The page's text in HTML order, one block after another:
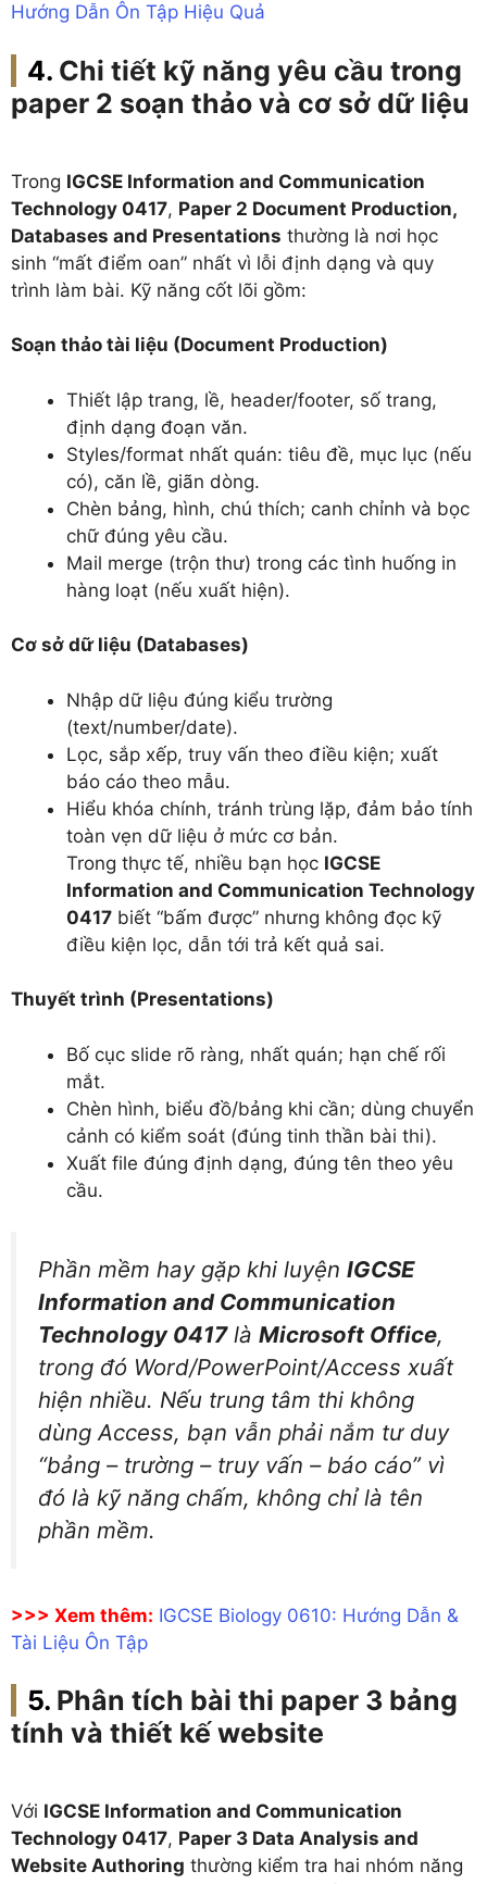
Hướng Dẫn Ôn Tập Hiệu Quả
Chi tiết kỹ năng yêu cầu trong
paper 2 soạn thảo và cơ sở dữ liệu
Trong IGCSE Information and Communication
Technology 0417, Paper 2 Document Production,
Databases and Presentations thường là nơi học
sinh “mất điểm oan” nhất vì lỗi định dạng và quy
trình làm bài. Kỹ năng cốt lõi gồm:
Soạn thảo tài liệu (Document Production)
Thiết lập trang, lề, header/footer, số trang,
định dạng đoạn văn.
Styles/format nhất quán: tiêu đề, mục lục (nếu
có), căn lề, giãn dòng.
Chèn bảng, hình, chú thích; canh chỉnh và bọc
chữ đúng yêu cầu.
Mail merge (trộn thư) trong các tình huống in
hàng loạt (nếu xuất hiện).
Cơ sở dữ liệu (Databases)
Nhập dữ liệu đúng kiểu trường
(text/number/date).
Lọc, sắp xếp, truy vấn theo điều kiện; xuất
báo cáo theo mẫu.
Hiểu khóa chính, tránh trùng lặp, đảm bảo tính
toàn vẹn dữ liệu ở mức cơ bản.
Trong thực tế, nhiều bạn học IGCSE
Information and Communication Technology
0417 biết “bấm được” nhưng không đọc kỹ
điều kiện lọc, dẫn tới trả kết quả sai.
Thuyết trình (Presentations)
Bố cục slide rõ ràng, nhất quán; hạn chế rối
mắt.
Chèn hình, biểu đồ/bảng khi cần; dùng chuyển
cảnh có kiểm soát (đúng tinh thần bài thi).
Xuất file đúng định dạng, đúng tên theo yêu
cầu.
Phần mềm hay gặp khi luyện IGCSE
Information and Communication
Technology 0417là Microsoft Office,
trong đó Word/PowerPoint/Access xuất
hiện nhiều. Nếu trung tâm thi không
dùng Access, bạn vẫn phải nắm tư duy
“bảng – trường – truy vấn – báo cáo” vì
đó là kỹ năng chấm, không chỉ là tên
phần mềm.
>>> Xem thêm: IGCSE Biology 0610: Hướng Dẫn &
Tài Liệu Ôn Tập
Phân tích bài thi paper 3 bảng
tính và thiết kế website
Với IGCSE Information and Communication
Technology 0417, Paper 3 Data Analysis and
Website Authoring thường kiểm tra hai nhóm năng